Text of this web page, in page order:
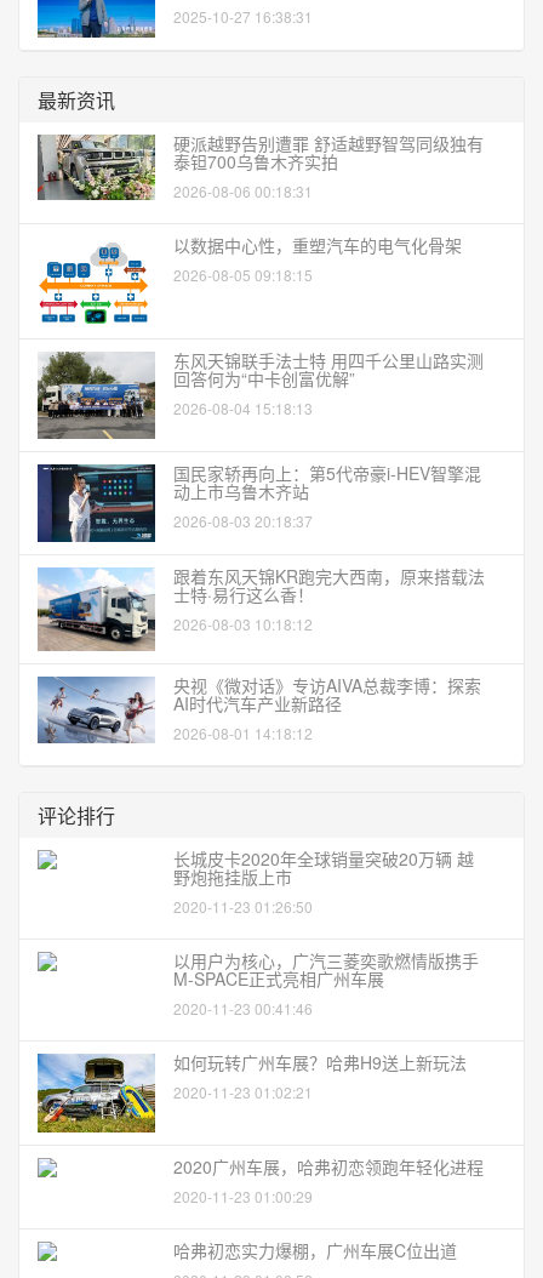
2025-10-27 16:38:31
最新资讯
硬派越野告别遭罪 舒适越野智驾同级独有
泰钽700乌鲁木齐实拍
2026-08-06 00:18:31
以数据中心性，重塑汽车的电气化骨架
2026-08-05 09:18:15
东风天锦联手法士特 用四千公里山路实测
回答何为“中卡创富优解”
2026-08-04 15:18:13
国民家轿再向上：第5代帝豪i-HEV智擎混
动上市乌鲁木齐站
2026-08-03 20:18:37
跟着东风天锦KR跑完大西南，原来搭载法
士特·易行这么香！
2026-08-03 10:18:12
央视《微对话》专访AIVA总裁李博：探索
AI时代汽车产业新路径
2026-08-01 14:18:12
评论排行
长城皮卡2020年全球销量突破20万辆 越
野炮拖挂版上市
2020-11-23 01:26:50
以用户为核心，广汽三菱奕歌燃情版携手
M-SPACE正式亮相广州车展
2020-11-23 00:41:46
如何玩转广州车展？哈弗H9送上新玩法
2020-11-23 01:02:21
2020广州车展，哈弗初恋领跑年轻化进程
2020-11-23 01:00:29
哈弗初恋实力爆棚，广州车展C位出道